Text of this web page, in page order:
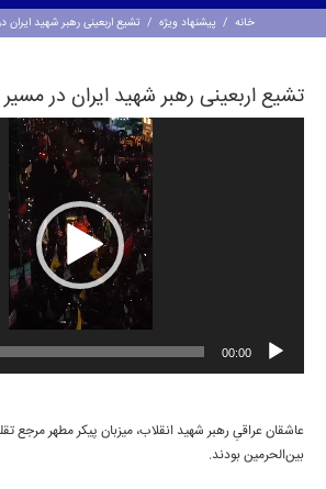
خانه / پیشنهاد ویژه / تشیع اربعینی رهبر شهید ایران
تشیع اربعینی رهبر شهید ایران در
00:00
عاشقان عراقیِ رهبر شهید انقلاب، میزبان پیکر مطهر مرجع
بین‌الحرمین بودند.